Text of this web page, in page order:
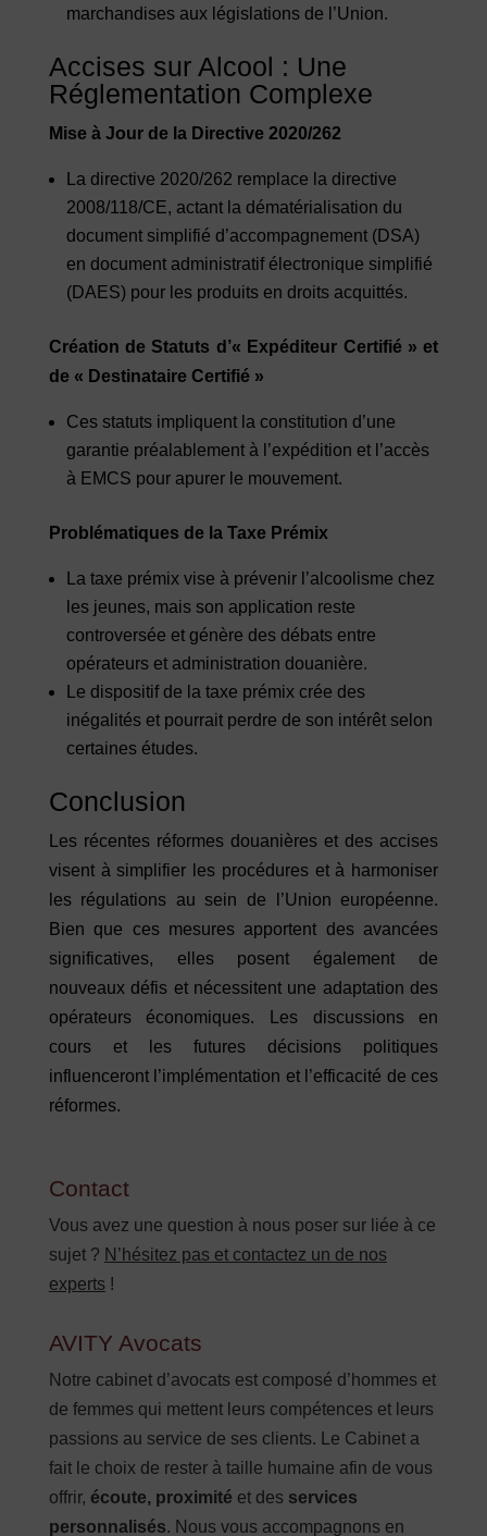
marchandises aux législations de l’Union.
Accises sur Alcool : Une
Réglementation Complexe
Mise à Jour de la Directive 2020/262
La directive 2020/262 remplace la directive
2008/118/CE, actant la dématérialisation du
document simplifié d’accompagnement (DSA)
en document administratif électronique simplifié
(DAES) pour les produits en droits acquittés.
Création de Statuts d’« Expéditeur Certifié » et
de « Destinataire Certifié »
Ces statuts impliquent la constitution d’une
garantie préalablement à l’expédition et l’accès
à EMCS pour apurer le mouvement.
Problématiques de la Taxe Prémix
La taxe prémix vise à prévenir l’alcoolisme chez
les jeunes, mais son application reste
controversée et génère des débats entre
opérateurs et administration douanière.
Le dispositif de la taxe prémix crée des
inégalités et pourrait perdre de son intérêt selon
certaines études.
Conclusion
Les récentes réformes douanières et des accises
visent à simplifier les procédures et à harmoniser
les régulations au sein de l’Union européenne.
Bien que ces mesures apportent des avancées
significatives, elles posent également de
nouveaux défis et nécessitent une adaptation des
opérateurs économiques. Les discussions en
cours et les futures décisions politiques
influenceront l’implémentation et l’efficacité de ces
réformes.
Contact
Vous avez une question à nous poser sur liée à ce
sujet ? N’hésitez pas et contactez un de nos
experts !
AVITY Avocats
Notre cabinet d’avocats est composé d’hommes et
de femmes qui mettent leurs compétences et leurs
passions au service de ses clients. Le Cabinet a
fait le choix de rester à taille humaine afin de vous
offrir, écoute, proximité et des services
personnalisés. Nous vous accompagnons en